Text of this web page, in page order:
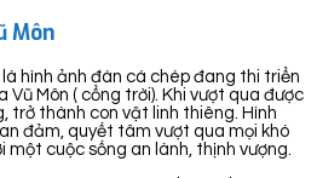
Môn
là hình ảnh đàn cá chép đang thi triển
Môn ( cổng trời). Khi vượt qua được
trở thành con vật linh thiêng. Hình
đảm, quyết tâm vượt qua mọi khó
cuộc sống an lành, thịnh vượng.